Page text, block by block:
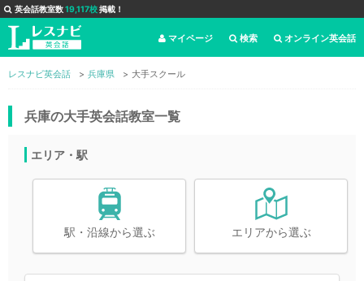
英会話教室数19,117校掲載！
オンライン英会話
検索
マイページ
レスナビ英会話 兵庫県 大手スクール
兵庫の大手英会話教室一覧
エリア・駅
駅・沿線から選ぶ エリアから選ぶ